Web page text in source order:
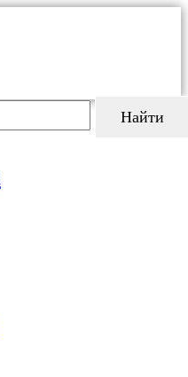
Найти